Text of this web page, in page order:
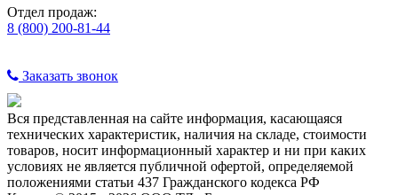
Отдел продаж:
8 (800) 200-81-44
Заказать звонок
Вся представленная на сайте информация, касающаяся
технических характеристик, наличия на складе, стоимости
товаров, носит информационный характер и ни при каких
условиях не является публичной офертой, определяемой
положениями статьи 437 Гражданского кодекса РФ